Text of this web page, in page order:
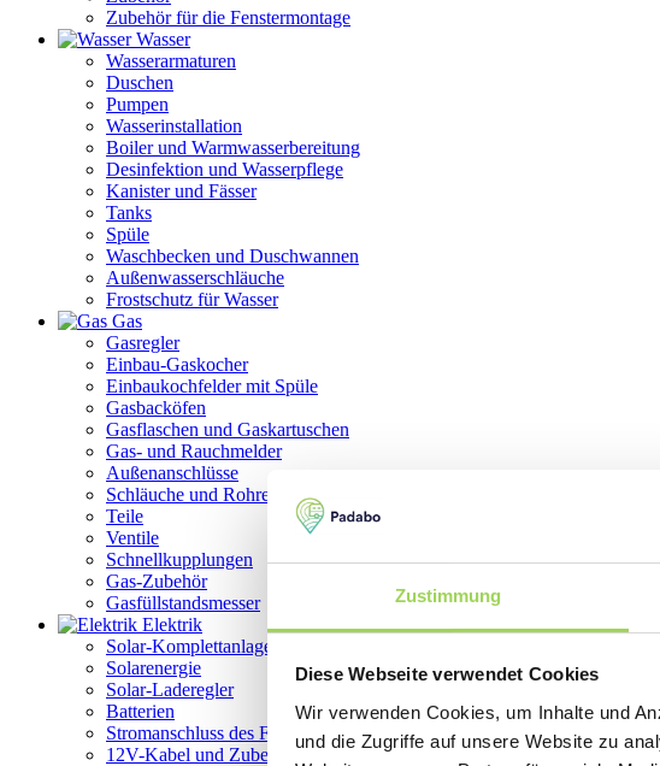
Zustimmung
Diese Webseite verwendet Cookies
Wir verwenden Cookies, um Inhalte und
und die Zugriffe auf unsere Website zu
Zubehör für die Fenstermontage
Wasser
Wasserarmaturen
Duschen
Pumpen
Wasserinstallation
Boiler und Warmwasserbereitung
Desinfektion und Wasserpflege
Kanister und Fässer
Tanks
Spüle
Waschbecken und Duschwannen
Außenwasserschläuche
Frostschutz für Wasser
Gas
Gasregler
Einbau-Gaskocher
Einbaukochfelder mit Spüle
Gasbacköfen
Gasflaschen und Gaskartuschen
Gas- und Rauchmelder
Außenanschlüsse
Schläuche und Rohre
Teile
Ventile
Schnellkupplungen
Gas-Zubehör
Gasfüllstandsmesser
Elektrik
Solar-Komplettanlage
Solarenergie
Solar-Laderegler
Batterien
Stromanschluss des Fahrzeugs
12V-Kabel und Zubehör